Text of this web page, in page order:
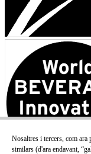
Nosaltres i tercers, com ara
similars (d'ara endavant,